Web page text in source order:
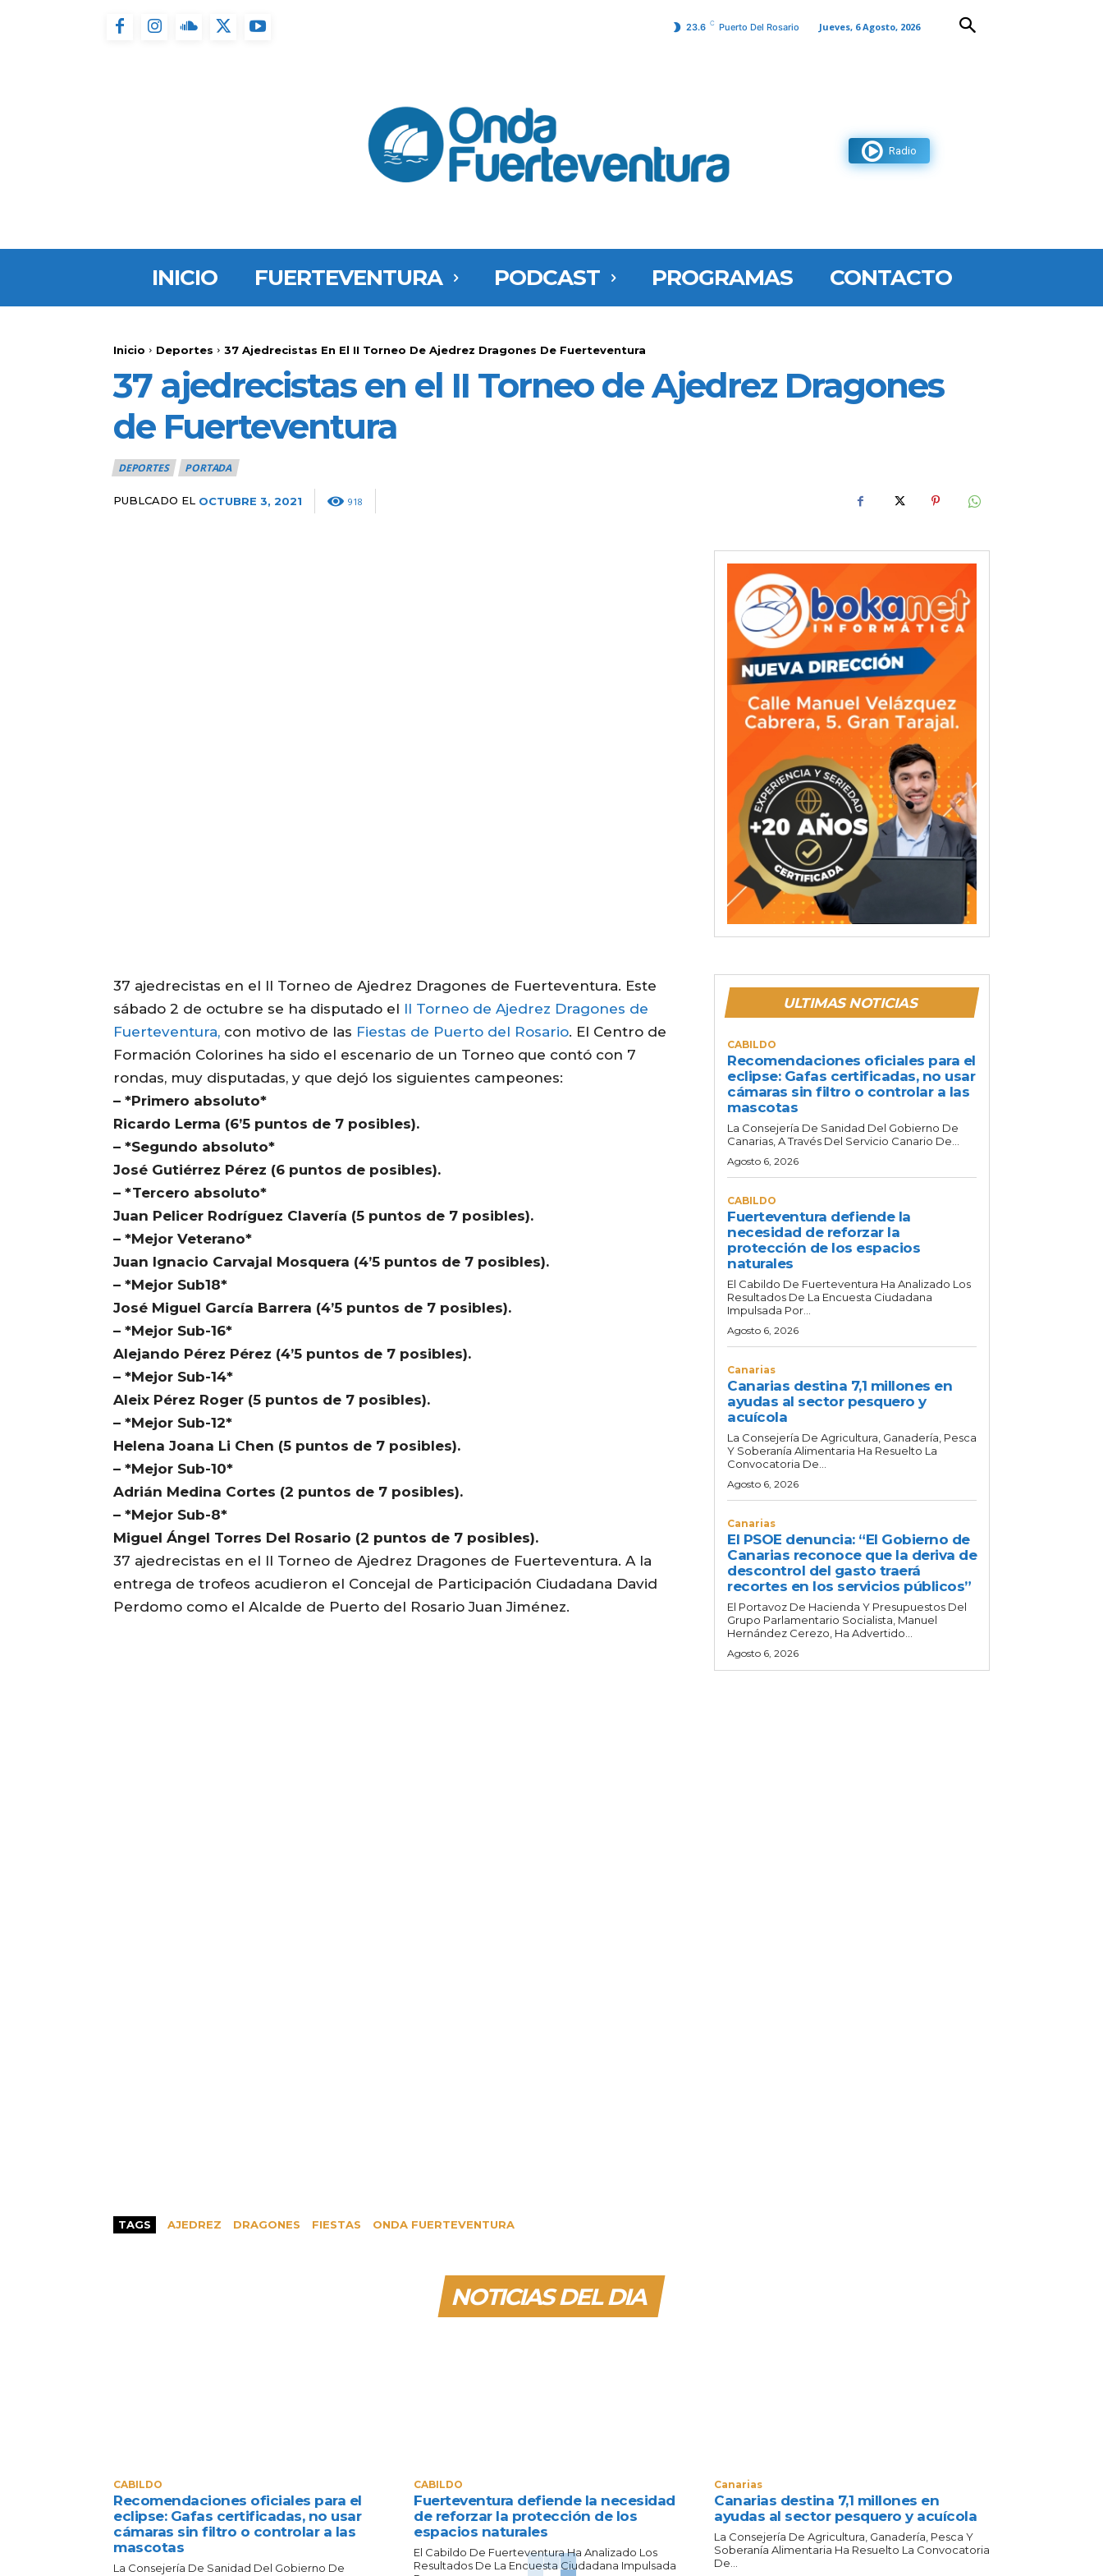
23.6 C Puerto Del Rosario Jueves, 6 Agosto, 2026
Radio
INICIO FUERTEVENTURA PODCAST PROGRAMAS CONTACTO
Inicio Deportes 37 Ajedrecistas En El II Torneo De Ajedrez Dragones De Fuerteventura
37 ajedrecistas en el II Torneo de Ajedrez Dragones
de Fuerteventura
DEPORTES PORTADA
PUBLCADO EL OCTUBRE 3, 2021 918
37 ajedrecistas en el II Torneo de Ajedrez Dragones de Fuerteventura. Este
sábado 2 de octubre se ha disputado el II Torneo de Ajedrez Dragones de
Fuerteventura, con motivo de las Fiestas de Puerto del Rosario. El Centro de
Formación Colorines ha sido el escenario de un Torneo que contó con 7
rondas, muy disputadas, y que dejó los siguientes campeones:
– *Primero absoluto*
Ricardo Lerma (6’5 puntos de 7 posibles).
– *Segundo absoluto*
José Gutiérrez Pérez (6 puntos de posibles).
– *Tercero absoluto*
Juan Pelicer Rodríguez Clavería (5 puntos de 7 posibles).
– *Mejor Veterano*
Juan Ignacio Carvajal Mosquera (4’5 puntos de 7 posibles).
– *Mejor Sub18*
José Miguel García Barrera (4’5 puntos de 7 posibles).
– *Mejor Sub-16*
Alejando Pérez Pérez (4’5 puntos de 7 posibles).
– *Mejor Sub-14*
Aleix Pérez Roger (5 puntos de 7 posibles).
– *Mejor Sub-12*
Helena Joana Li Chen (5 puntos de 7 posibles).
– *Mejor Sub-10*
Adrián Medina Cortes (2 puntos de 7 posibles).
– *Mejor Sub-8*
Miguel Ángel Torres Del Rosario (2 puntos de 7 posibles).
37 ajedrecistas en el II Torneo de Ajedrez Dragones de Fuerteventura. A la
entrega de trofeos acudieron el Concejal de Participación Ciudadana David
Perdomo como el Alcalde de Puerto del Rosario Juan Jiménez.
TAGS AJEDREZ DRAGONES FIESTAS ONDA FUERTEVENTURA
ULTIMAS NOTICIAS
CABILDO
Recomendaciones oficiales para el
eclipse: Gafas certificadas, no usar
cámaras sin filtro o controlar a las
mascotas
La Consejería De Sanidad Del Gobierno De
Canarias, A Través Del Servicio Canario De...
Agosto 6, 2026
CABILDO
Fuerteventura defiende la
necesidad de reforzar la
protección de los espacios
naturales
El Cabildo De Fuerteventura Ha Analizado Los
Resultados De La Encuesta Ciudadana
Impulsada Por...
Agosto 6, 2026
Canarias
Canarias destina 7,1 millones en
ayudas al sector pesquero y
acuícola
La Consejería De Agricultura, Ganadería, Pesca
Y Soberanía Alimentaria Ha Resuelto La
Convocatoria De...
Agosto 6, 2026
Canarias
El PSOE denuncia: “El Gobierno de
Canarias reconoce que la deriva de
descontrol del gasto traerá
recortes en los servicios públicos”
El Portavoz De Hacienda Y Presupuestos Del
Grupo Parlamentario Socialista, Manuel
Hernández Cerezo, Ha Advertido...
Agosto 6, 2026
NOTICIAS DEL DIA
CABILDO
Recomendaciones oficiales para el
eclipse: Gafas certificadas, no usar
cámaras sin filtro o controlar a las
mascotas
La Consejería De Sanidad Del Gobierno De
CABILDO
Fuerteventura defiende la necesidad
de reforzar la protección de los
espacios naturales
El Cabildo De Fuerteventura Ha Analizado Los
Resultados De La Encuesta Ciudadana Impulsada
Canarias
Canarias destina 7,1 millones en
ayudas al sector pesquero y acuícola
La Consejería De Agricultura, Ganadería, Pesca Y
Soberanía Alimentaria Ha Resuelto La Convocatoria
De...